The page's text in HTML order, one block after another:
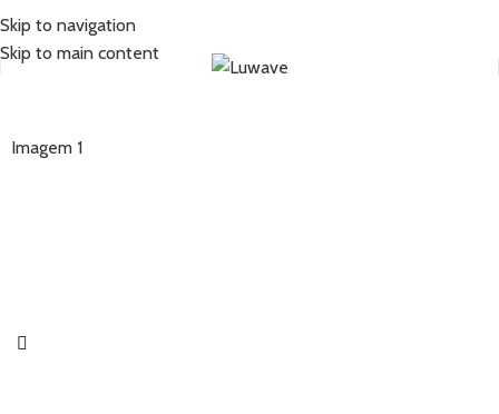
Skip to navigation
Skip to main content